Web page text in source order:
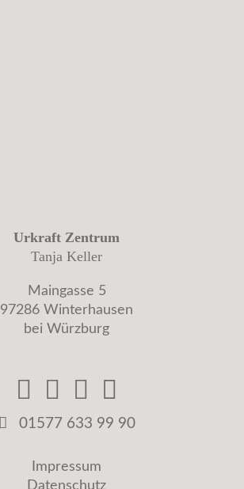
Urkraft Zentrum
Tanja Keller
Maingasse 5
97286 Winterhausen
bei Würzburg
01577 633 99 90
Impressum
Datenschutz